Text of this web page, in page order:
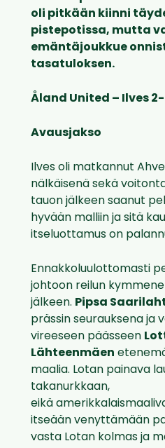
oli pitkään kiinni
pistepotissa, mutta
emäntäjoukkue
tasatuloksen.
Åland United – Ilves
Avausjakso
Ilves oli matkannut
nälkäisenä sekä
tauon jälkeen saanut
hyvään malliin ja sitä
itseluottamus on
Ennakkoluulottomasti
johtoon reilun
jälkeen. Pipsa
prässin seurauksena ja
vireeseen päässeen
Lähteenmäen
maalia. Lotan painava
takanurkkaan,
eikä
itseään venyttämään
vasta Lotan kolmas ja